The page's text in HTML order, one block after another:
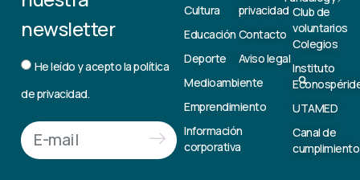
newsletter
He leído y acepto lapolítica
de privacidad.
Cultura
Educación
Deporte
Medioambiente
Emprendimiento
Información
corporativa
privacidad
Contacto
Aviso legal
Club de
voluntarios
Colegios
Instituto
UTAMED
Canal de
cumplimiento